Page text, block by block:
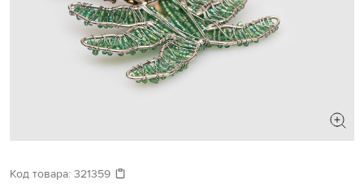
Код товара: 321359